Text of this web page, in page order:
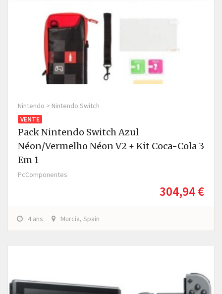
Nintendo > Nintendo Switch
VENTE
Pack Nintendo Switch Azul
Néon/Vermelho Néon V2 + Kit Coca-Cola 3
Em 1
PcComponentes
304,94 €
4 ans Murcia, Spain